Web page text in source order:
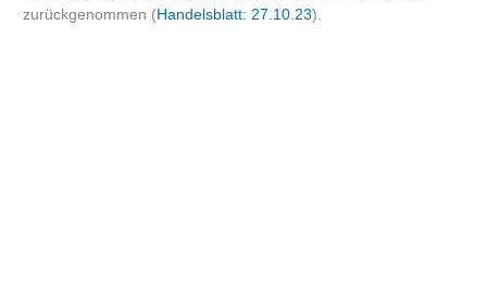
zurückgenommen (Handelsblatt: 27.10.23).